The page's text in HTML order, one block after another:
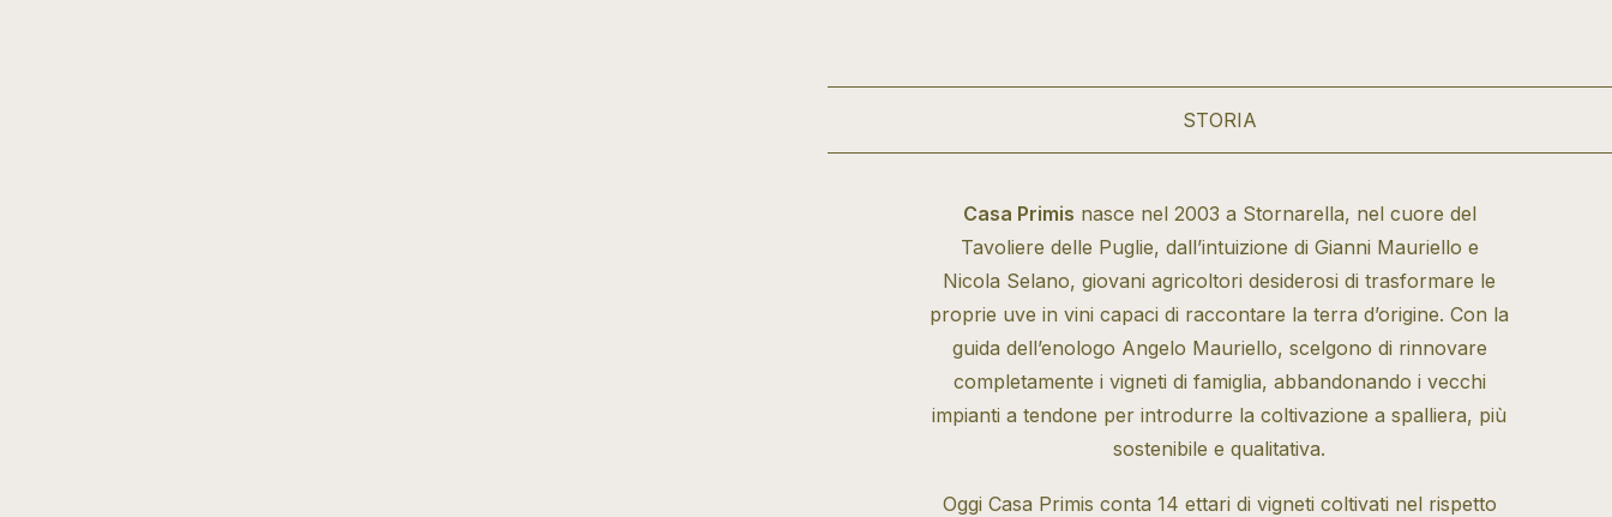
STORIA
Casa Primis nasce nel 2003 a Stornarella, nel cuore del
Tavoliere delle Puglie, dall’intuizione di Gianni Mauriello e
Nicola Selano, giovani agricoltori desiderosi di trasformare le
proprie uve in vini capaci di raccontare la terra d’origine. Con la
guida dell’enologo Angelo Mauriello, scelgono di rinnovare
completamente i vigneti di famiglia, abbandonando i vecchi
impianti a tendone per introdurre la coltivazione a spalliera, più
sostenibile e qualitativa.
Oggi Casa Primis conta 14 ettari di vigneti coltivati nel rispetto